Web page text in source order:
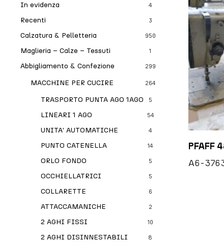
In evidenza 4
Recenti 3
Calzatura & Pelletteria 950
Maglieria – Calze – Tessuti 1
Abbigliamento & Confezione 299
MACCHINE PER CUCIRE 264
TRASPORTO PUNTA AGO 1AGO 5
LINEARI 1 AGO 54
UNITA' AUTOMATICHE 4
PUNTO CATENELLA 14
ORLO FONDO 5
OCCHIELLATRICI 5
COLLARETTE 6
ATTACCAMANICHE 2
2 AGHI FISSI 10
2 AGHI DISINNESTABILI 8
PFAFF
A6-